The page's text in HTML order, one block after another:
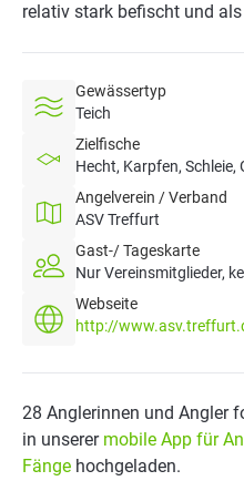
relativ stark befischt und
Gewässertyp
Teich
Zielfische
Hecht, Karpfen, Schleie,
Angelverein / Verband
ASV Treffurt
Gast-/ Tageskarte
Nur Vereinsmitglieder,
Webseite
http://
28 Anglerinnen und Angler
in unserer mobile App für
Fänge hochgeladen.